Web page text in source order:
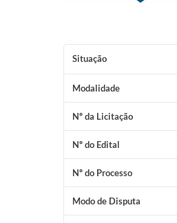
Situação
Modalidade
Nº da Licitação
Nº do Edital
Nº do Processo
Modo de Disputa